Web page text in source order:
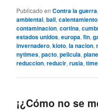
Publicado en Contra la guerra,
ambiental,bali,calentamiento
contaminacion,cortina,
estados unidos,europa,fin,
invernadero,kioto,la nacion,
nytimes,pacto,pelicula,
reduccion,reducir,rusia,
¡¿Cómo no se